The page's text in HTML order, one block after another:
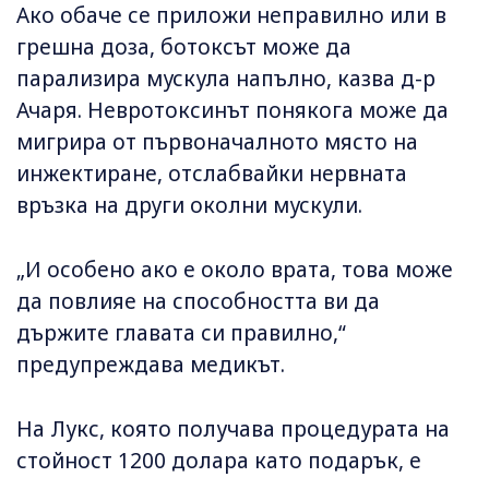
Ако обаче се приложи неправилно или в
грешна доза, ботоксът може да
парализира мускула напълно, казва д-р
Ачаря. Невротоксинът понякога може да
мигрира от първоначалното място на
инжектиране, отслабвайки нервната
връзка на други околни мускули.
„И особено ако е около врата, това може
да повлияе на способността ви да
държите главата си правилно,“
предупреждава медикът.
На Лукс, която получава процедурата на
стойност 1200 долара като подарък, е